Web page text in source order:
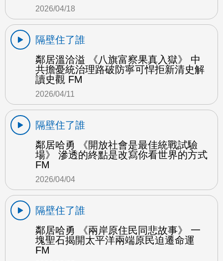
2026/04/18
隔壁住了誰
鄰居溫洽溢 《八旗富察果真入獄》 中
共擔憂統治理路破防寧可悍拒新清史解
讀史觀 FM
2026/04/11
隔壁住了誰
鄰居哈勇 《開放社會是最佳統戰試驗
場》 滲透的終點是改寫你看世界的方式
FM
2026/04/04
隔壁住了誰
鄰居哈勇 《兩岸原住民同悲故事》 一
塊聖石揭開太平洋兩端原民迫遷命運
FM